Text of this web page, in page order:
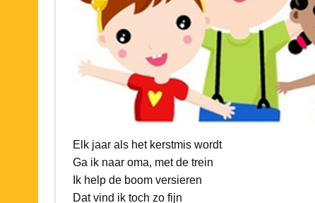
Elk jaar als het kerstmis wordt
Ga ik naar oma, met de trein
Ik help de boom versieren
Dat vind ik toch zo fijn